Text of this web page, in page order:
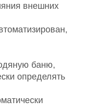
внешних
баню,
определять